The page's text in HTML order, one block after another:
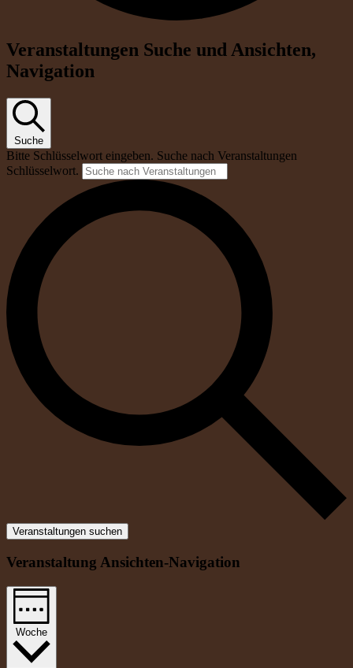
Veranstaltungen Suche und Ansichten,
Navigation
Suche
Bitte Schlüsselwort eingeben. Suche nach Veranstaltungen
Schlüsselwort.
Veranstaltungen suchen
Veranstaltung Ansichten-Navigation
Woche